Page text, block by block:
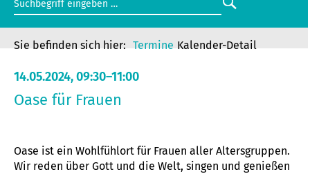
Termine Kalender-Detail
14.05.2024, 09:30–11:00
Oase für Frauen
Oase ist ein Wohlfühlort für Frauen aller Altersgruppen.
Wir reden über Gott und die Welt, singen und genießen